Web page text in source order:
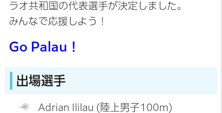
ラオ共和国の代表選手が決定しました。
みんなで応援しよう！
Go Palau！
出場選手
Adrian Ililau (陸上男子100m)